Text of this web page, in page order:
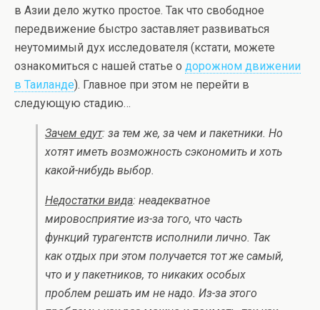
в Азии дело жутко простое. Так что свободное
передвижение быстро заставляет развиваться
неутомимый дух исследователя (кстати, можете
ознакомиться с нашей статье о дорожном движении
в Таиланде). Главное при этом не перейти в
следующую стадию…
Зачем едут: за тем же, за чем и пакетники. Но
хотят иметь возможность сэкономить и хоть
какой-нибудь выбор.
Недостатки вида: неадекватное
мировосприятие из-за того, что часть
функций турагентств исполнили лично. Так
как отдых при этом получается тот же самый,
что и у пакетников, то никаких особых
проблем решать им не надо. Из-за этого